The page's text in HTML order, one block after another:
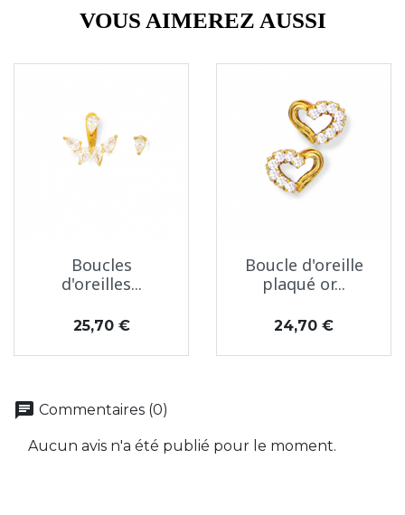
VOUS AIMEREZ AUSSI
Boucles
d'oreilles...
Prix
25,70 €
Boucle d'oreille
plaqué or...
Prix
24,70 €
chat Commentaires (0)
Aucun avis n'a été publié pour le moment.